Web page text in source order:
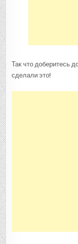
Так что доберитесь
сделали это!